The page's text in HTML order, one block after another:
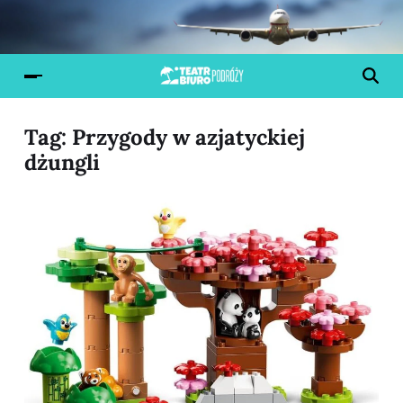
Tag: Przygody w azjatyckiej
dżungli